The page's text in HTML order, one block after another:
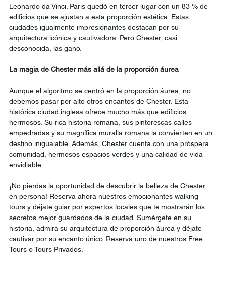
Leonardo da Vinci. Paris quedó en tercer lugar con un 83 % de
edificios que se ajustan a esta proporción estética. Estas
ciudades igualmente impresionantes destacan por su
arquitectura icónica y cautivadora. Pero Chester, casi
desconocida, las gano.
La magia de Chester más allá de la proporción áurea
Aunque el algoritmo se centró en la proporción áurea, no
debemos pasar por alto otros encantos de Chester. Esta
histórica ciudad inglesa ofrece mucho más que edificios
hermosos. Su rica historia romana, sus pintorescas calles
empedradas y su magnífica muralla romana la convierten en un
destino inigualable. Además, Chester cuenta con una próspera
comunidad, hermosos espacios verdes y una calidad de vida
envidiable.
¡No pierdas la oportunidad de descubrir la belleza de Chester
en persona! Reserva ahora nuestros emocionantes walking
tours y déjate guiar por expertos locales que te mostrarán los
secretos mejor guardados de la ciudad. Sumérgete en su
historia, admira su arquitectura de proporción áurea y déjate
cautivar por su encanto único. Reserva uno de nuestros Free
Tours o Tours Privados.